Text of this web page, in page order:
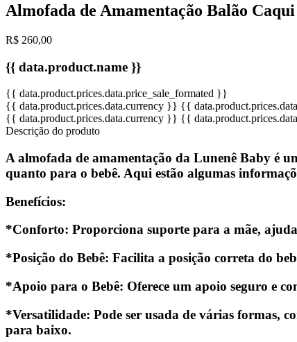
Almofada de Amamentação Balão Caqui
R$ 260,00
{{ data.product.name }}
{{ data.product.prices.data.price_sale_formated }}
{{ data.product.prices.data.currency }} {{
{{ data.product.prices.data.currency }} {{
Descrição do produto
A almofada de amamentação da Lunenê Baby é
quanto para o bebê. Aqui estão algumas
Benefícios:
*Conforto: Proporciona suporte para a mãe,
*Posição do Bebê: Facilita a posição correta do
*Apoio para o Bebê: Oferece um apoio seguro e
*Versatilidade: Pode ser usada de várias formas,
para baixo.